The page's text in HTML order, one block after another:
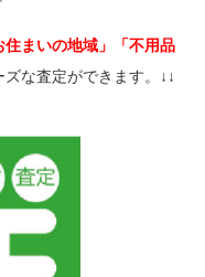
まいの地域」「不用品
な査定ができます。↓↓